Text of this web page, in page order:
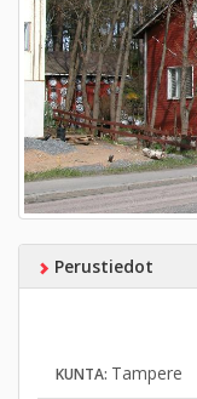
Perustiedot
KUNTA: Tampere